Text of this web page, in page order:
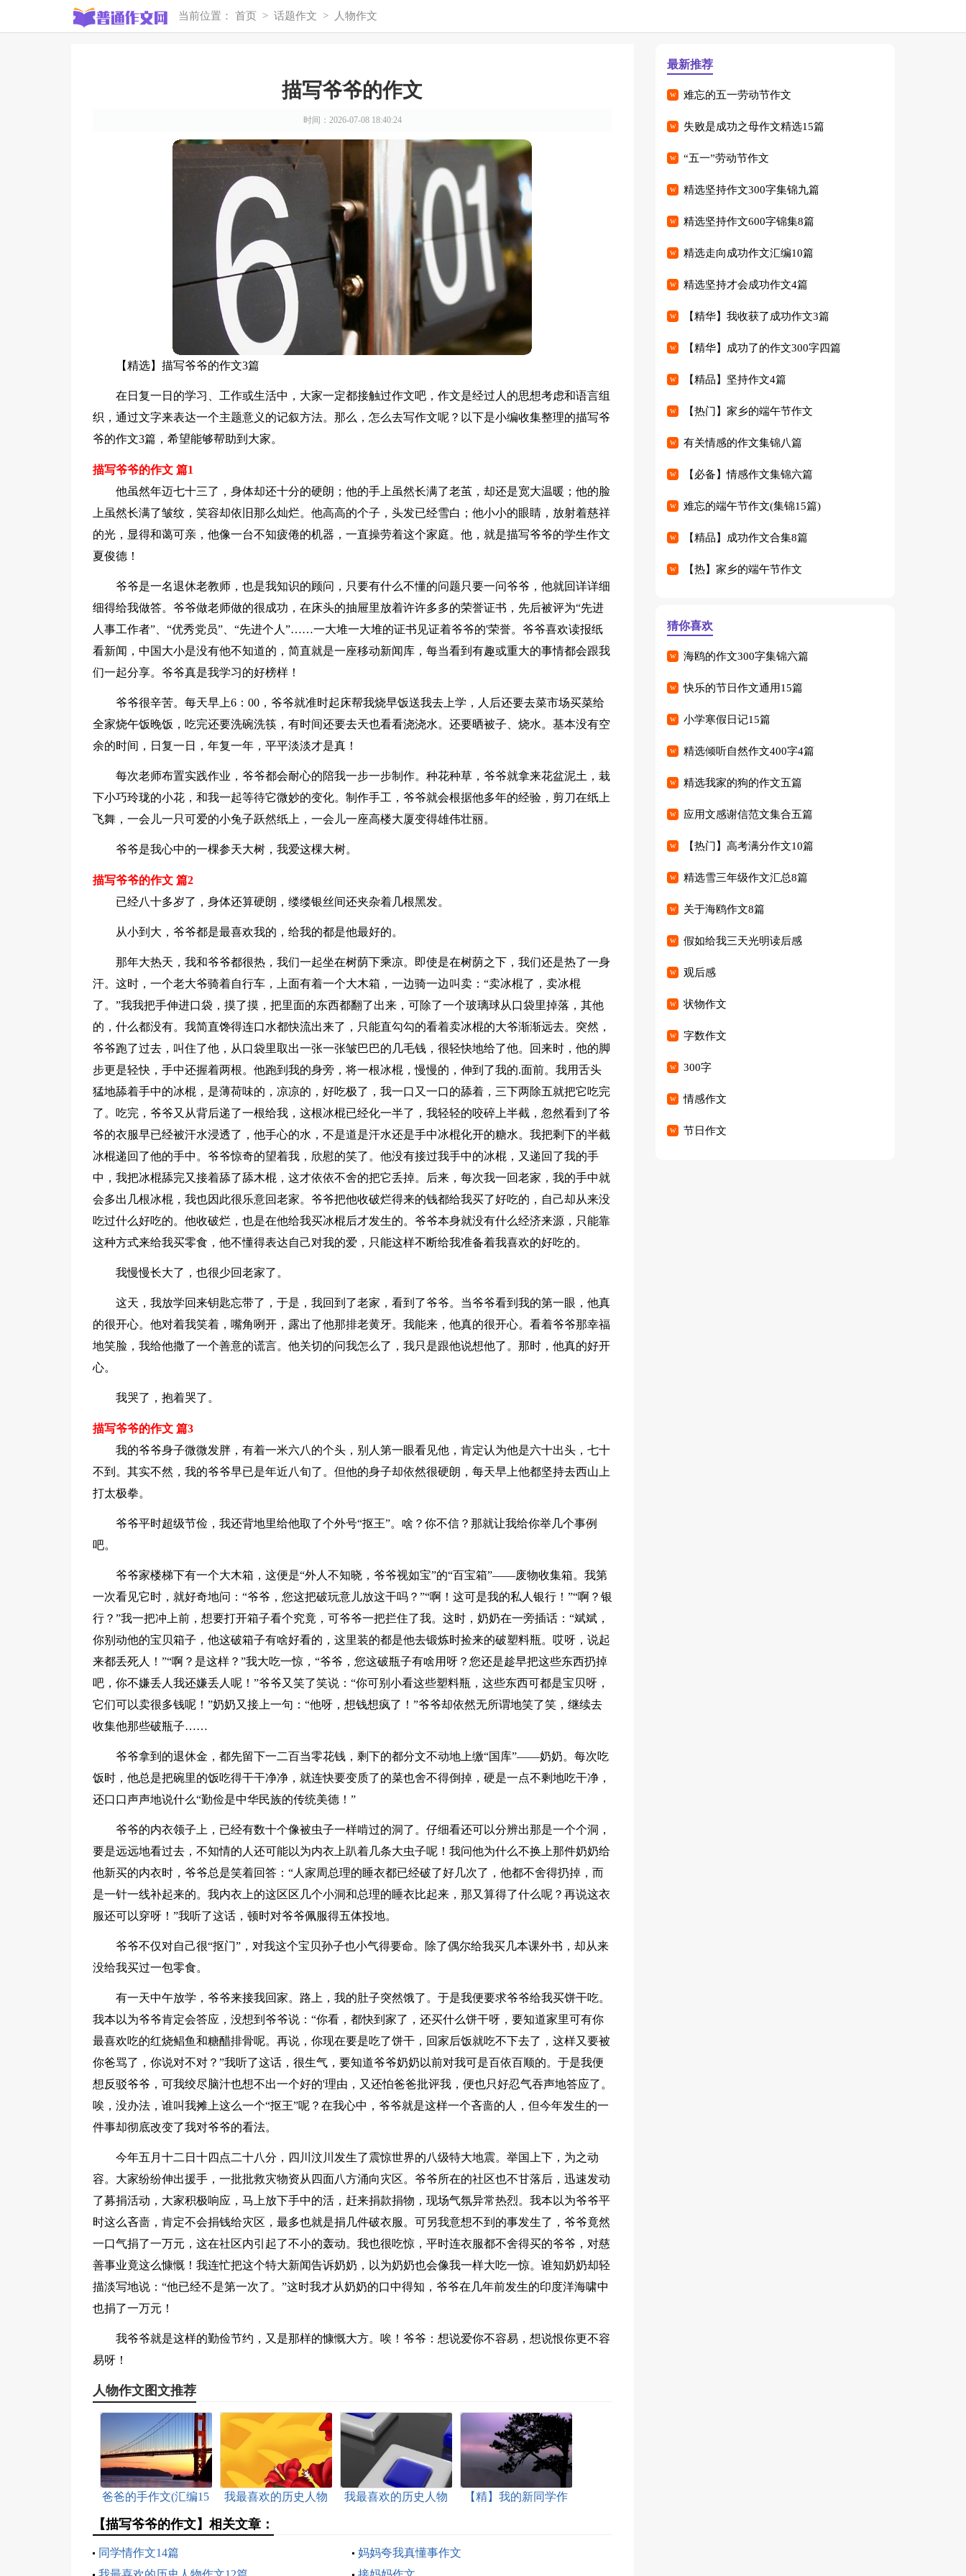
当前位置： 首页 > 话题作文 > 人物作文
描写爷爷的作文
时间：2026-07-08 18:40:24
【精选】描写爷爷的作文3篇
在日复一日的学习、工作或生活中，大家一定都接触过作文吧，作文是经过人的思想考虑和语言组
织，通过文字来表达一个主题意义的记叙方法。那么，怎么去写作文呢？以下是小编收集整理的描写爷
爷的作文3篇，希望能够帮助到大家。
描写爷爷的作文 篇1
他虽然年迈七十三了，身体却还十分的硬朗；他的手上虽然长满了老茧，却还是宽大温暖；他的脸
上虽然长满了皱纹，笑容却依旧那么灿烂。他高高的个子，头发已经雪白；他小小的眼睛，放射着慈祥
的光，显得和蔼可亲，他像一台不知疲倦的机器，一直操劳着这个家庭。他，就是描写爷爷的学生作文
夏俊德！
爷爷是一名退休老教师，也是我知识的顾问，只要有什么不懂的问题只要一问爷爷，他就回详详细
细得给我做答。爷爷做老师做的很成功，在床头的抽屉里放着许许多多的荣誉证书，先后被评为“先进
人事工作者”、“优秀党员”、“先进个人”……一大堆一大堆的证书见证着爷爷的'荣誉。爷爷喜欢读报纸
看新闻，中国大小是没有他不知道的，简直就是一座移动新闻库，每当看到有趣或重大的事情都会跟我
们一起分享。爷爷真是我学习的好榜样！
爷爷很辛苦。每天早上6：00，爷爷就准时起床帮我烧早饭送我去上学，人后还要去菜市场买菜给
全家烧午饭晚饭，吃完还要洗碗洗筷，有时间还要去天也看看浇浇水。还要晒被子、烧水。基本没有空
余的时间，日复一日，年复一年，平平淡淡才是真！
每次老师布置实践作业，爷爷都会耐心的陪我一步一步制作。种花种草，爷爷就拿来花盆泥土，栽
下小巧玲珑的小花，和我一起等待它微妙的变化。制作手工，爷爷就会根据他多年的经验，剪刀在纸上
飞舞，一会儿一只可爱的小兔子跃然纸上，一会儿一座高楼大厦变得雄伟壮丽。
爷爷是我心中的一棵参天大树，我爱这棵大树。
描写爷爷的作文 篇2
已经八十多岁了，身体还算硬朗，缕缕银丝间还夹杂着几根黑发。
从小到大，爷爷都是最喜欢我的，给我的都是他最好的。
那年大热天，我和爷爷都很热，我们一起坐在树荫下乘凉。即使是在树荫之下，我们还是热了一身
汗。这时，一个老大爷骑着自行车，上面有着一个大木箱，一边骑一边叫卖：“卖冰棍了，卖冰棍
了。”我我把手伸进口袋，摸了摸，把里面的东西都翻了出来，可除了一个玻璃球从口袋里掉落，其他
的，什么都没有。我简直馋得连口水都快流出来了，只能直勾勾的看着卖冰棍的大爷渐渐远去。突然，
爷爷跑了过去，叫住了他，从口袋里取出一张一张皱巴巴的几毛钱，很轻快地给了他。回来时，他的脚
步更是轻快，手中还握着两根。他跑到我的身旁，将一根冰棍，慢慢的，伸到了我的.面前。我用舌头
猛地舔着手中的冰棍，是薄荷味的，凉凉的，好吃极了，我一口又一口的舔着，三下两除五就把它吃完
了。吃完，爷爷又从背后递了一根给我，这根冰棍已经化一半了，我轻轻的咬碎上半截，忽然看到了爷
爷的衣服早已经被汗水浸透了，他手心的水，不是道是汗水还是手中冰棍化开的糖水。我把剩下的半截
冰棍递回了他的手中。爷爷惊奇的望着我，欣慰的笑了。他没有接过我手中的冰棍，又递回了我的手
中，我把冰棍舔完又接着舔了舔木棍，这才依依不舍的把它丢掉。后来，每次我一回老家，我的手中就
会多出几根冰棍，我也因此很乐意回老家。爷爷把他收破烂得来的钱都给我买了好吃的，自己却从来没
吃过什么好吃的。他收破烂，也是在他给我买冰棍后才发生的。爷爷本身就没有什么经济来源，只能靠
这种方式来给我买零食，他不懂得表达自己对我的爱，只能这样不断给我准备着我喜欢的好吃的。
我慢慢长大了，也很少回老家了。
这天，我放学回来钥匙忘带了，于是，我回到了老家，看到了爷爷。当爷爷看到我的第一眼，他真
的很开心。他对着我笑着，嘴角咧开，露出了他那排老黄牙。我能来，他真的很开心。看着爷爷那幸福
地笑脸，我给他撒了一个善意的谎言。他关切的问我怎么了，我只是跟他说想他了。那时，他真的好开
心。
我哭了，抱着哭了。
描写爷爷的作文 篇3
我的爷爷身子微微发胖，有着一米六八的个头，别人第一眼看见他，肯定认为他是六十出头，七十
不到。其实不然，我的爷爷早已是年近八旬了。但他的身子却依然很硬朗，每天早上他都坚持去西山上
打太极拳。
爷爷平时超级节俭，我还背地里给他取了个外号“抠王”。啥？你不信？那就让我给你举几个事例
吧。
爷爷家楼梯下有一个大木箱，这便是“外人不知晓，爷爷视如宝”的“百宝箱”——废物收集箱。我第
一次看见它时，就好奇地问：“爷爷，您这把破玩意儿放这干吗？”“啊！这可是我的私人银行！”“啊？银
行？”我一把冲上前，想要打开箱子看个究竟，可爷爷一把拦住了我。这时，奶奶在一旁插话：“斌斌，
你别动他的宝贝箱子，他这破箱子有啥好看的，这里装的都是他去锻炼时捡来的破塑料瓶。哎呀，说起
来都丢死人！”“啊？是这样？”我大吃一惊，“爷爷，您这破瓶子有啥用呀？您还是趁早把这些东西扔掉
吧，你不嫌丢人我还嫌丢人呢！”爷爷又笑了笑说：“你可别小看这些塑料瓶，这些东西可都是宝贝呀，
它们可以卖很多钱呢！”奶奶又接上一句：“他呀，想钱想疯了！”爷爷却依然无所谓地笑了笑，继续去
收集他那些破瓶子……
爷爷拿到的退休金，都先留下一二百当零花钱，剩下的都分文不动地上缴“国库”——奶奶。每次吃
饭时，他总是把碗里的饭吃得干干净净，就连快要变质了的菜也舍不得倒掉，硬是一点不剩地吃干净，
还口口声声地说什么“勤俭是中华民族的传统美德！”
爷爷的内衣领子上，已经有数十个像被虫子一样啃过的洞了。仔细看还可以分辨出那是一个个洞，
要是远远地看过去，不知情的人还可能以为内衣上趴着几条大虫子呢！我问他为什么不换上那件奶奶给
他新买的内衣时，爷爷总是笑着回答：“人家周总理的睡衣都已经破了好几次了，他都不舍得扔掉，而
是一针一线补起来的。我内衣上的这区区几个小洞和总理的睡衣比起来，那又算得了什么呢？再说这衣
服还可以穿呀！”我听了这话，顿时对爷爷佩服得五体投地。
爷爷不仅对自己很“抠门”，对我这个宝贝孙子也小气得要命。除了偶尔给我买几本课外书，却从来
没给我买过一包零食。
有一天中午放学，爷爷来接我回家。路上，我的肚子突然饿了。于是我便要求爷爷给我买饼干吃。
我本以为爷爷肯定会答应，没想到爷爷说：“你看，都快到家了，还买什么饼干呀，要知道家里可有你
最喜欢吃的红烧鲳鱼和糖醋排骨呢。再说，你现在要是吃了饼干，回家后饭就吃不下去了，这样又要被
你爸骂了，你说对不对？”我听了这话，很生气，要知道爷爷奶奶以前对我可是百依百顺的。于是我便
想反驳爷爷，可我绞尽脑汁也想不出一个好的'理由，又还怕爸爸批评我，便也只好忍气吞声地答应了。
唉，没办法，谁叫我摊上这么一个“抠王”呢？在我心中，爷爷就是这样一个吝啬的人，但今年发生的一
件事却彻底改变了我对爷爷的看法。
今年五月十二日十四点二十八分，四川汶川发生了震惊世界的八级特大地震。举国上下，为之动
容。大家纷纷伸出援手，一批批救灾物资从四面八方涌向灾区。爷爷所在的社区也不甘落后，迅速发动
了募捐活动，大家积极响应，马上放下手中的活，赶来捐款捐物，现场气氛异常热烈。我本以为爷爷平
时这么吝啬，肯定不会捐钱给灾区，最多也就是捐几件破衣服。可另我意想不到的事发生了，爷爷竟然
一口气捐了一万元，这在社区内引起了不小的轰动。我也很吃惊，平时连衣服都不舍得买的爷爷，对慈
善事业竟这么慷慨！我连忙把这个特大新闻告诉奶奶，以为奶奶也会像我一样大吃一惊。谁知奶奶却轻
描淡写地说：“他已经不是第一次了。”这时我才从奶奶的口中得知，爷爷在几年前发生的印度洋海啸中
也捐了一万元！
我爷爷就是这样的勤俭节约，又是那样的慷慨大方。唉！爷爷：想说爱你不容易，想说恨你更不容
易呀！
人物作文图文推荐
爸爸的手作文(汇编15
我最喜欢的历史人物
我最喜欢的历史人物
【精】我的新同学作
【描写爷爷的作文】相关文章：
同学情作文14篇
妈妈夸我真懂事作文
最新推荐
难忘的五一劳动节作文
失败是成功之母作文精选15篇
“五一”劳动节作文
精选坚持作文300字集锦九篇
精选坚持作文600字锦集8篇
精选走向成功作文汇编10篇
精选坚持才会成功作文4篇
【精华】我收获了成功作文3篇
【精华】成功了的作文300字四篇
【精品】坚持作文4篇
【热门】家乡的端午节作文
有关情感的作文集锦八篇
【必备】情感作文集锦六篇
难忘的端午节作文(集锦15篇)
【精品】成功作文合集8篇
【热】家乡的端午节作文
猜你喜欢
海鸥的作文300字集锦六篇
快乐的节日作文通用15篇
小学寒假日记15篇
精选倾听自然作文400字4篇
精选我家的狗的作文五篇
应用文感谢信范文集合五篇
【热门】高考满分作文10篇
精选雪三年级作文汇总8篇
关于海鸥作文8篇
假如给我三天光明读后感
观后感
状物作文
字数作文
300字
情感作文
节日作文